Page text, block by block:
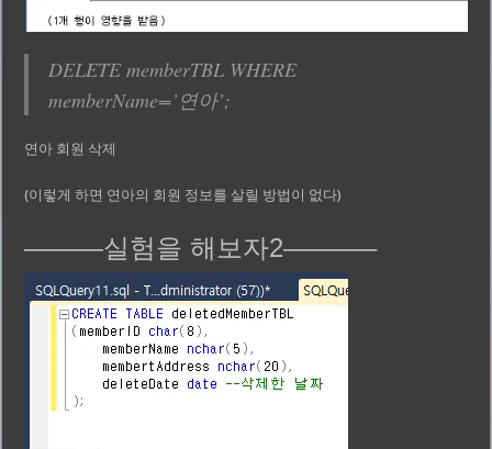
DELETE memberTBL WHERE
memberName=’연아’;
연아 회원 삭제
(이렇게 하면 연아의 회원 정보를 살릴 방법이 없다)
———실험을 해보자2———–